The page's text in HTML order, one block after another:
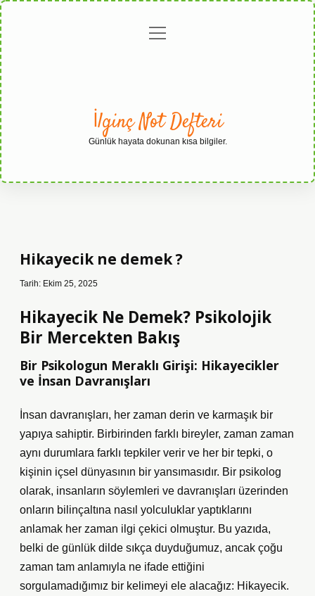
Gizlilikmenüyü
İlginç Not Defteri
Günlük hayata dokunan kısa bilgiler.
Hikayecik ne demek ?
Tarih: Ekim 25, 2025
Hikayecik Ne Demek? Psikolojik
Bir Mercekten Bakış
Bir Psikologun Meraklı Girişi: Hikayecikler
ve İnsan Davranışları
İnsan davranışları, her zaman derin ve karmaşık bir
yapıya sahiptir. Birbirinden farklı bireyler, zaman zaman
aynı durumlara farklı tepkiler verir ve her bir tepki, o
kişinin içsel dünyasının bir yansımasıdır. Bir psikolog
olarak, insanların söylemleri ve davranışları üzerinden
onların bilinçaltına nasıl yolculuklar yaptıklarını
anlamak her zaman ilgi çekici olmuştur. Bu yazıda,
belki de günlük dilde sıkça duyduğumuz, ancak çoğu
zaman tam anlamıyla ne ifade ettiğini
sorgulamadığımız bir kelimeyi ele alacağız: Hikayecik.